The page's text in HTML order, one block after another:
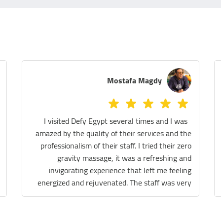
Melissa Azer
We tried the Sauna, legs massage and the
massage chair! They were all really fantastic!
The staff are extremely helpful and the place is
spotless. We really had a great experience.
Thank you so much Defy team 😊